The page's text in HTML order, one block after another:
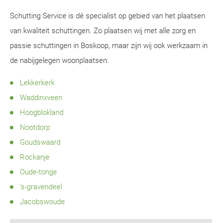
Schutting Service is dé specialist op gebied van het plaatsen
van kwaliteit schuttingen. Zo plaatsen wij met alle zorg en
passie schuttingen in Boskoop, maar zijn wij ook werkzaam in
de nabijgelegen woonplaatsen:
Lekkerkerk
Waddinxveen
Hoogblokland
Nootdorp
Goudswaard
Rockanje
Oude-tonge
's-gravendeel
Jacobswoude